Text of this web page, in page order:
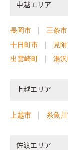
中越エリア
長岡市 三条市
十日町市
見
出雲崎町
湯
上越エリア
上越市 糸魚
佐渡エリア